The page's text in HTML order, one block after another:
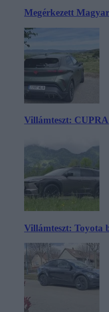
Megérkezett
Villámteszt:
Villámteszt: Toyota